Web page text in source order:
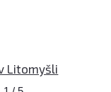
Litomyšli